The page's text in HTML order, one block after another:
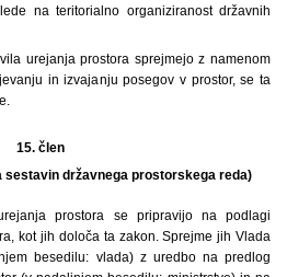
na teritorialno organiziranost državnih
urejanja prostora sprejmejo z namenom
in izvajanju posegov v prostor, se ta
15. člen
sestavin državnega prostorskega reda)
prostora se pripravijo na podlagi
kot jih določa ta zakon. Sprejme jih Vlada
besedilu: vlada) z uredbo na predlog